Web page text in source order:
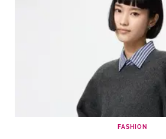
FASHION